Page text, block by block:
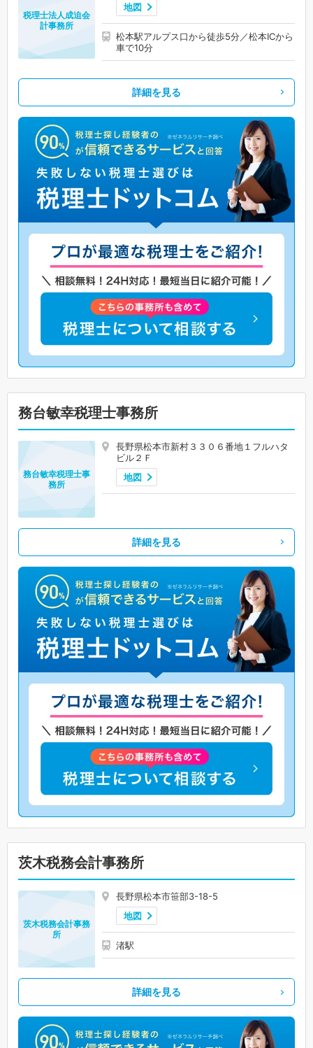
地図
松本駅アルプス口から徒歩5分／松本ICから
車で10分
税理士法人成迫会
計事務所
詳細を見る
務台敏幸税理士事務所
長野県松本市新村３３０６番地１フルハタ
ビル２Ｆ
地図
務台敏幸税理士事
務所
詳細を見る
茨木税務会計事務所
長野県松本市笹部3-18-5
地図
渚駅
茨木税務会計事務
所
詳細を見る